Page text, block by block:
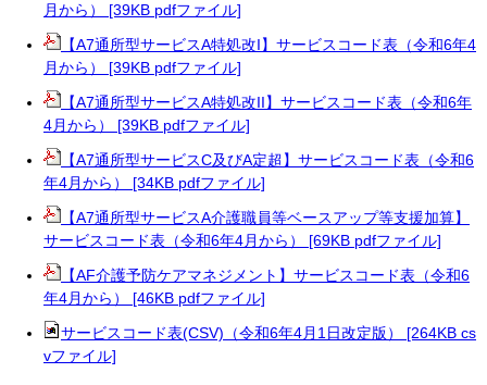
月から） [39KB pdfファイル]
【A7通所型サービスA特処改I】サービスコード表（令和6年4
月から） [39KB pdfファイル]
【A7通所型サービスA特処改II】サービスコード表（令和6年
4月から） [39KB pdfファイル]
【A7通所型サービスC及びA定超】サービスコード表（令和6
年4月から） [34KB pdfファイル]
【A7通所型サービスA介護職員等ベースアップ等支援加算】
サービスコード表（令和6年4月から） [69KB pdfファイル]
【AF介護予防ケアマネジメント】サービスコード表（令和6
年4月から） [46KB pdfファイル]
サービスコード表(CSV)（令和6年4月1日改定版） [264KB cs
vファイル]